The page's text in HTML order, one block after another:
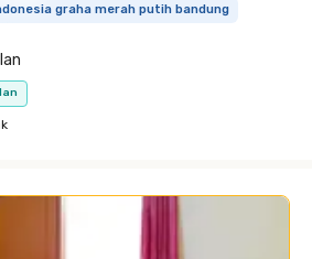
graha merah putih bandung